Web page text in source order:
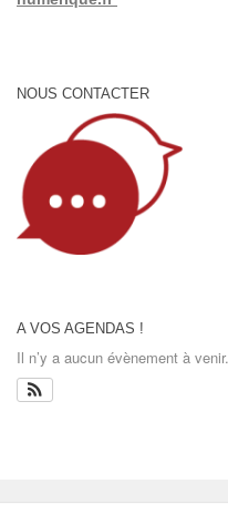
NOUS CONTACTER
A VOS AGENDAS !
Il n’y a aucun évènement à venir.